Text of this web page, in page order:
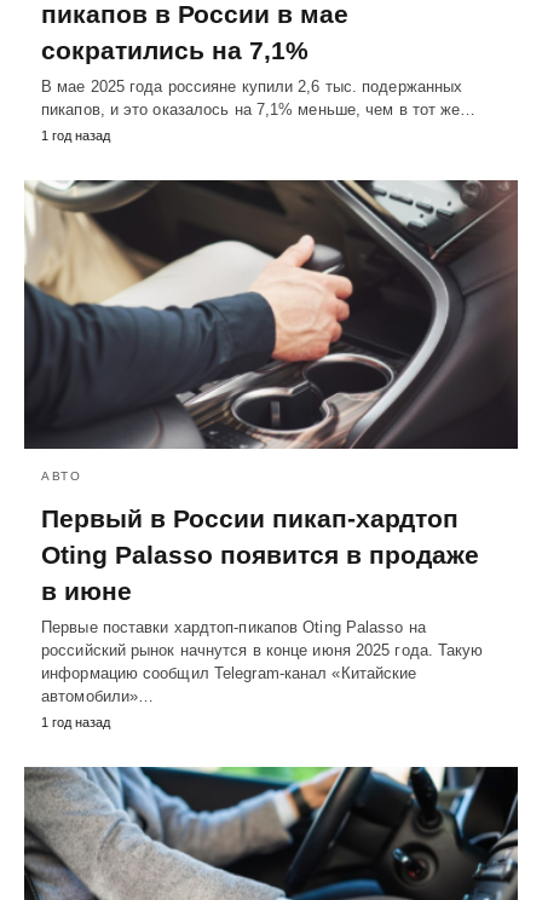
пикапов в России в мае
сократились на 7,1%
В мае 2025 года россияне купили 2,6 тыс. подержанных
пикапов, и это оказалось на 7,1% меньше, чем в тот же…
1 год назад
АВТО
Первый в России пикап-хардтоп
Oting Palasso появится в продаже
в июне
Первые поставки хардтоп-пикапов Oting Palasso на
российский рынок начнутся в конце июня 2025 года. Такую
информацию сообщил Telegram-канал «Китайские
автомобили»…
1 год назад